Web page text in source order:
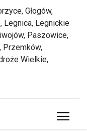
Głogów,
Legnica, Legnickie
Paszowice,
Przemków,
Wielkie,